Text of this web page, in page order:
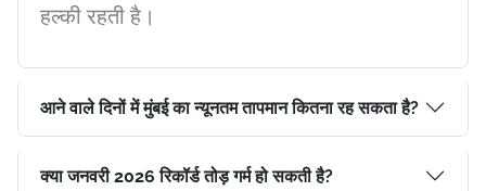
हल्की रहती है।
आने वाले दिनों में मुंबई का न्यूनतम तापमान कितना रह सकता है?
क्या जनवरी 2026 रिकॉर्ड तोड़ गर्म हो सकती है?